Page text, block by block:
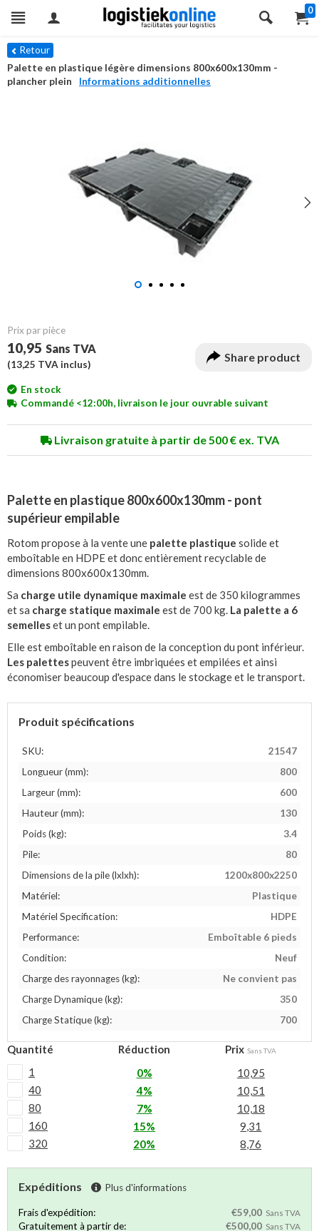
0
Retour
Palette en plastique légère dimensions 800x600x130mm -
plancher plein
Informations additionnelles
Prix ​​par pièce
10,95 Sans TVA
(13,25 TVA inclus)
Share product
En stock
Commandé <12:00h, livraison le jour ouvrable suivant
Livraison gratuite à partir de 500 € ex. TVA
Palette en plastique 800x600x130mm - pont
supérieur empilable
Rotom propose à la vente une palette plastique solide et
emboîtable en HDPE et donc entièrement recyclable de
dimensions 800x600x130mm.
Sa charge utile dynamique maximale est de 350 kilogrammes
et sa charge statique maximale est de 700 kg. La palette a 6
semelleset un pont empilable.
Elle est emboîtable en raison de la conception du pont inférieur.
Les palettespeuvent être imbriquées et empilées et ainsi
économiser beaucoup d'espace dans le stockage et le transport.
Produit spécifications
SKU:
21547
Longueur (mm):
800
Largeur (mm):
600
Hauteur (mm):
130
Poids (kg):
3.4
Pile:
80
Dimensions de la pile (lxlxh):
1200x800x2250
Matériel:
Plastique
Matériel Specification:
HDPE
Performance:
Emboîtable 6 pieds
Condition:
Neuf
Charge des rayonnages (kg):
Ne convient pas
Charge Dynamique (kg):
350
Charge Statique (kg):
700
Quantité Réduction Prix Sans TVA
1 0%
10,95
40
4%
10,51
80
7%
10,18
160
15%
9,31
320
20% 8,76
Expéditions Plus d'informations
Frais d'expédition: €59,00 Sans TVA
Gratuitement à partir de: €500,00 Sans TVA